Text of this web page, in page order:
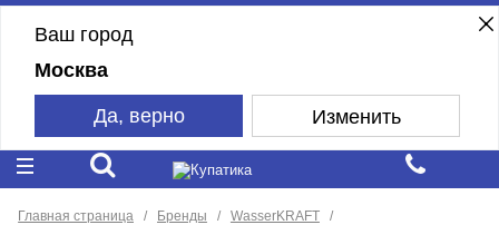
Ваш город
Москва
Да, верно Изменить
Главная страница Бренды WasserKRAFT